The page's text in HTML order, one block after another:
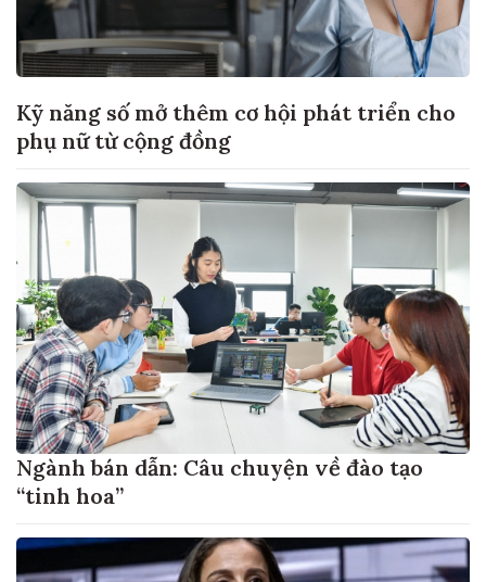
Kỹ năng số mở thêm cơ hội phát triển cho
phụ nữ từ cộng đồng
Ngành bán dẫn: Câu chuyện về đào tạo
“tinh hoa”